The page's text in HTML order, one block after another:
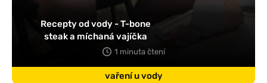
vaření u vody
Recepty od vody - T-bone
steak a míchaná vajíčka
1 minuta čtení